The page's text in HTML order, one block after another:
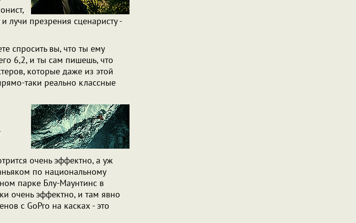
лучи презрения сценаристу -
спросить вы, что ты ему
6,2, и ты сам пишешь, что
которые даже из этой
таки реально классные
очень эффектно, а уж
по национальному
парке Блу-Маунтинс в
очень эффектно, и там явно
с GoPro на касках - это